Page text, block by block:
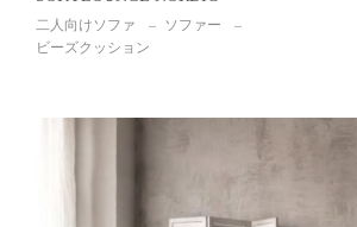
二人向けソファ
ソファー
ビーズクッション